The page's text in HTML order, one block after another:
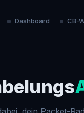
Dashboard CB-